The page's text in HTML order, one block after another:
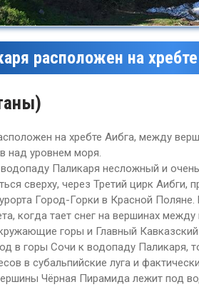
расположен на
на хребте Аибга, между
над уровнем моря.
Паликаря несложный и
сверху, через Третий цирк
Город-Горки в Красной
когда тает снег на вершинах
горы и Главный Кавказский
в горы Сочи к водопаду Паликаря,
в субальпийские луга и
Чёрная Пирамида лежит под